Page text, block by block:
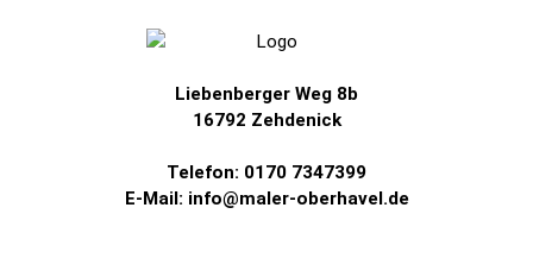
Liebenberger Weg 8b
16792 Zehdenick
Telefon: 0170 7347399
E-Mail: info@maler-oberhavel.de